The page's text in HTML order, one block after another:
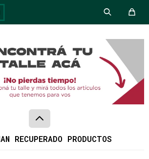
RECUPERADO PRODUCTOS